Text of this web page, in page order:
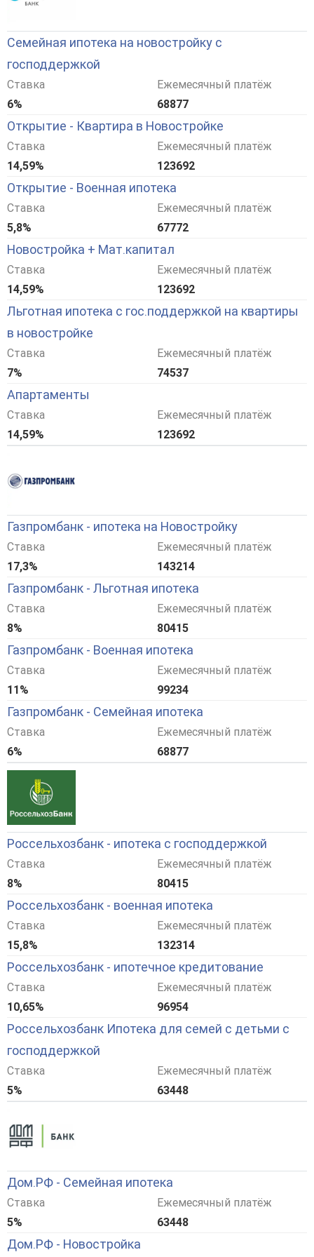
Семейная ипотека на новостройку с
господдержкой
Ставка
6%
Ежемесячный платёж
68877
Открытие - Квартира в Новостройке
Ставка
14,59%
Ежемесячный платёж
123692
Открытие - Военная ипотека
Ставка
5,8%
Ежемесячный платёж
67772
Новостройка + Мат.капитал
Ставка
14,59%
Ежемесячный платёж
123692
Льготная ипотека с гос.поддержкой на квартиры
в новостройке
Ставка
7%
Ежемесячный платёж
74537
Апартаменты
Ставка
14,59%
Ежемесячный платёж
123692
Газпромбанк - ипотека на Новостройку
Ставка
17,3%
Ежемесячный платёж
143214
Газпромбанк - Льготная ипотека
Ставка
8%
Ежемесячный платёж
80415
Газпромбанк - Военная ипотека
Ставка
11%
Ежемесячный платёж
99234
Газпромбанк - Семейная ипотека
Ставка
6%
Ежемесячный платёж
68877
Россельхозбанк - ипотека с господдержкой
Ставка
8%
Ежемесячный платёж
80415
Россельхозбанк - военная ипотека
Ставка
15,8%
Ежемесячный платёж
132314
Россельхозбанк - ипотечное кредитование
Ставка
10,65%
Ежемесячный платёж
96954
Россельхозбанк Ипотека для семей с детьми с
господдержкой
Ставка
5%
Ежемесячный платёж
63448
Дом.РФ - Семейная ипотека
Ставка
5%
Ежемесячный платёж
63448
Дом.РФ - Новостройка